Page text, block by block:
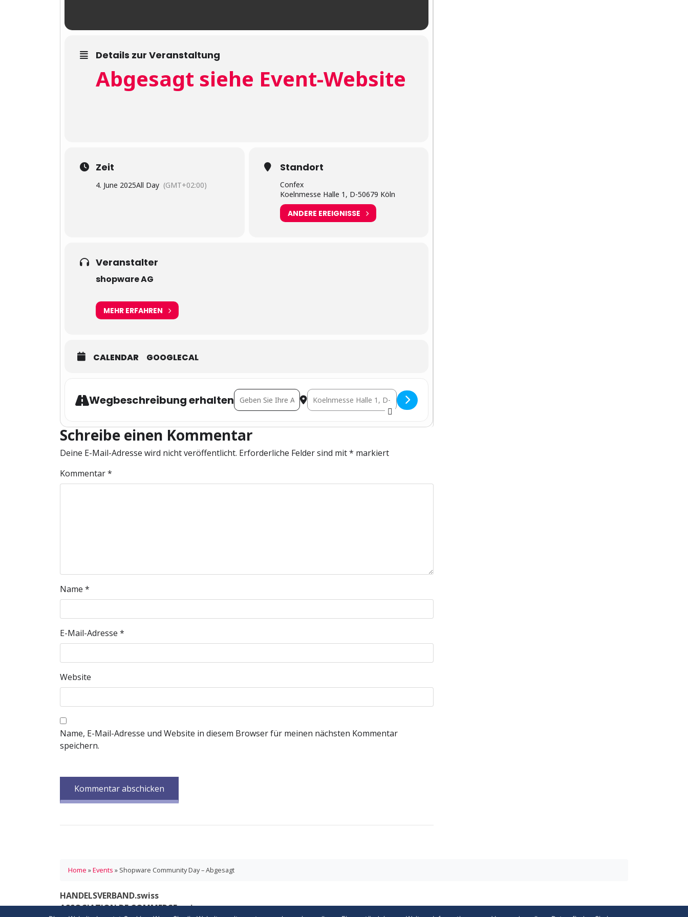
Details zur Veranstaltung
Abgesagt siehe Event-Website
Zeit
4. June 2025All Day (GMT+02:00)
Standort
Confex
Koelnmesse Halle 1, D-50679 Köln
ANDERE EREIGNISSE
Veranstalter
shopware AG
MEHR ERFAHREN
CALENDAR GOOGLECAL
Wegbeschreibung erhaltenAddress - Shopware Community Day - Abgesagt [iGHKZGnrM]
Destination Address - Shopware Community Day - Abgesagt [iPiTlmu1c]
Schreibe einen Kommentar
Deine E-Mail-Adresse wird nicht veröffentlicht. Erforderliche Felder sind mit* markiert
Kommentar*
Name *
E-Mail-Adresse *
Website
Name, E-Mail-Adresse und Website in diesem Browser für meinen nächsten Kommentar
speichern.
Home »Events » Shopware Community Day – Abgesagt
HANDELSVERBAND.swiss
ASSOCIATION DE COMMERCE.swiss